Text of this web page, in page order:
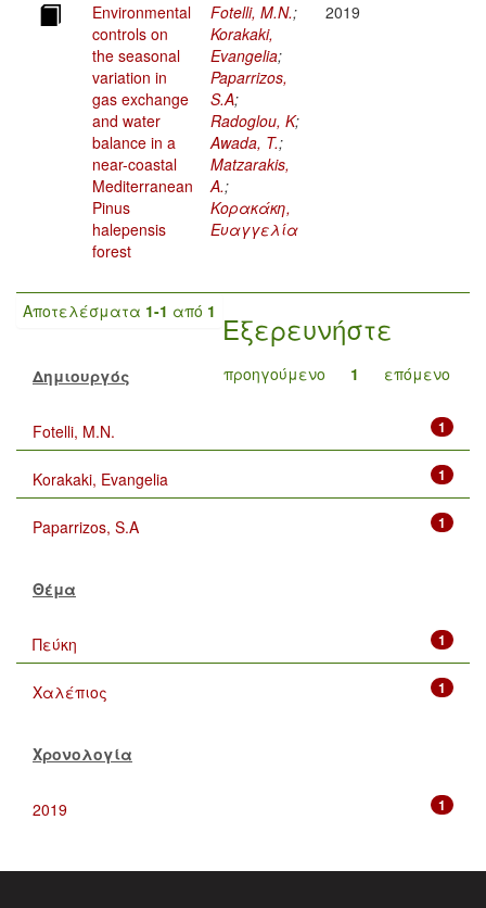
Environmental
controls on
the seasonal
variation in
gas exchange
and water
balance in a
near-coastal
Mediterranean
Pinus
halepensis
forest
Fotelli, M.N.;
Korakaki,
Evangelia;
Paparrizos,
S.A;
Radoglou, K;
Awada, T.;
Matzarakis,
A.;
Κορακάκη,
Ευαγγελία
2019
Αποτελέσματα 1-1 από 1
προηγούμενο 1 επόμενο
Εξερευνήστε
Δημιουργός
1
Fotelli, M.N.
1
Korakaki, Evangelia
1
Paparrizos, S.A
Θέμα
1
Πεύκη
1
Χαλέπιος
Χρονολογία
1
2019